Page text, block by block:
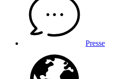
Presse